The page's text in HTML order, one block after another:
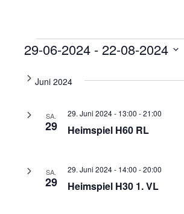
Veranstaltungen
29-06-2024 - 22-08-2024
wählen.
Juni 2024
SA.
29 Heimspiel H60 RL
29. Juni 2024 - 13:00 -21:00
SA.
29 Heimspiel H30 1. VL
29. Juni 2024 - 14:00 -20:00